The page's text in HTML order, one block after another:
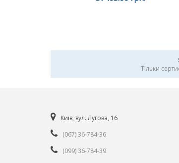
Тільки
Київ, вул. Лугова, 16
(067) 36-784-36
(099) 36-784-39